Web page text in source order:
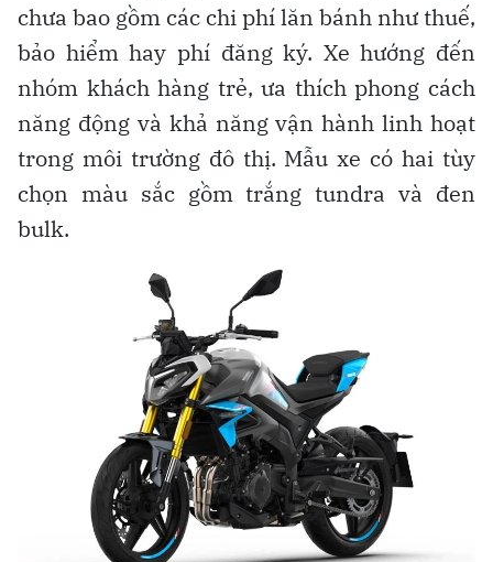
chưa bao gồm các chi phí lăn bánh như thuế,
bảo hiểm hay phí đăng ký. Xe hướng đến
nhóm khách hàng trẻ, ưa thích phong cách
năng động và khả năng vận hành linh hoạt
trong môi trường đô thị. Mẫu xe có hai tùy
chọn màu sắc gồm trắng tundra và đen
bulk.